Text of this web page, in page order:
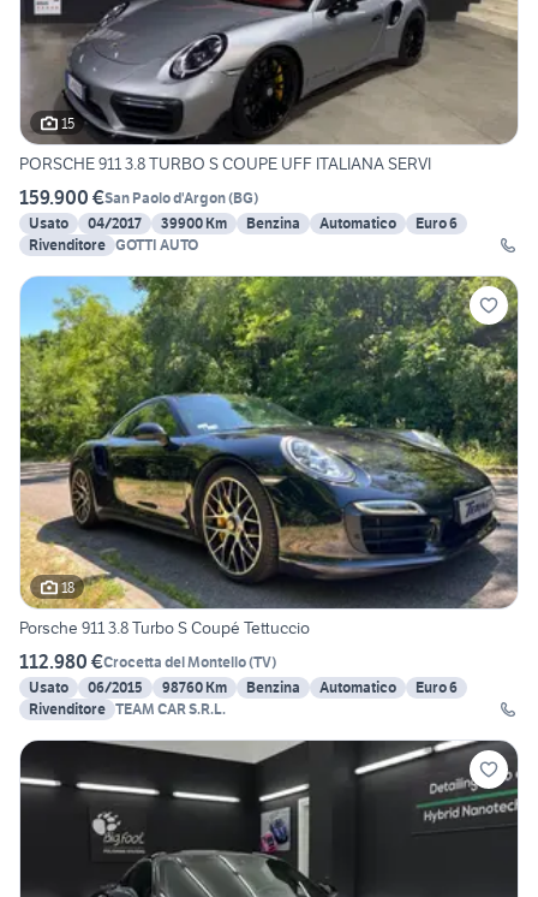
15
PORSCHE 911 3.8 TURBO S COUPE UFF ITALIANA SERVI
159.900 €San Paolo d'Argon(BG)
Usato
04/2017 39900 Km Benzina Automatico
Euro 6
Rivenditore GOTTI AUTO
18
Porsche 911 3.8 Turbo S Coupé Tettuccio
112.980 €Crocetta del Montello(TV)
Usato
06/2015 98760 Km Benzina Automatico
Euro 6
Rivenditore TEAM CAR S.R.L.